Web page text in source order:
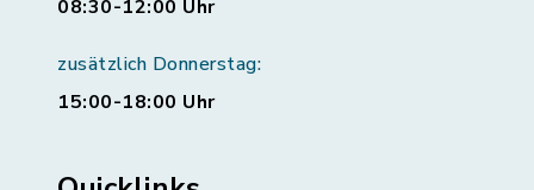
08:30-12:00 Uhr
zusätzlich Donnerstag:
15:00-18:00 Uhr